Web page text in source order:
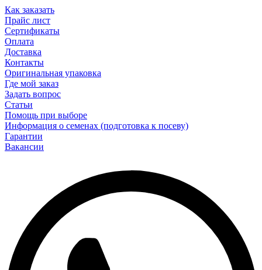
Как заказать
Прайс лист
Сертификаты
Оплата
Доставка
Контакты
Оригинальная упаковка
Где мой заказ
Задать вопрос
Статьи
Помощь при выборе
Информация о семенах (подготовка к посеву)
Гарантии
Вакансии